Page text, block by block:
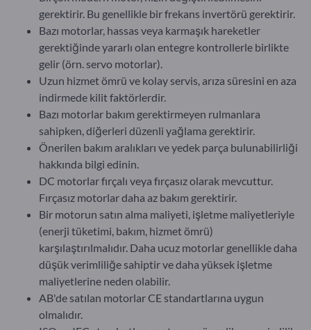
gerektirir. Bu genellikle bir frekans invertörü gerektirir.
Bazı motorlar, hassas veya karmaşık hareketler
gerektiğinde yararlı olan entegre kontrollerle birlikte
gelir (örn. servo motorlar).
Uzun hizmet ömrü ve kolay servis, arıza süresini en aza
indirmede kilit faktörlerdir.
Bazı motorlar bakım gerektirmeyen rulmanlara
sahipken, diğerleri düzenli yağlama gerektirir.
Önerilen bakım aralıkları ve yedek parça bulunabilirliği
hakkında bilgi edinin.
DC motorlar fırçalı veya fırçasız olarak mevcuttur.
Fırçasız motorlar daha az bakım gerektirir.
Bir motorun satın alma maliyeti, işletme maliyetleriyle
(enerji tüketimi, bakım, hizmet ömrü)
karşılaştırılmalıdır. Daha ucuz motorlar genellikle daha
düşük verimliliğe sahiptir ve daha yüksek işletme
maliyetlerine neden olabilir.
AB'de satılan motorlar CE standartlarına uygun
olmalıdır.